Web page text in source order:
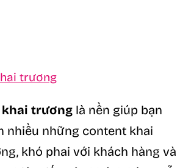
trương
trương là nền giúp bạn
nhiều những content khai
khó phai với khách hàng và